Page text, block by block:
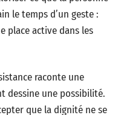
le temps d’un geste :
place active dans les
raconte une
dessine une possibilité.
que la dignité ne se